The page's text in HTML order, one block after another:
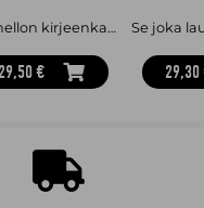
Lizzanellon kirjeenkantaja
29,50 €
Se joka
29,30